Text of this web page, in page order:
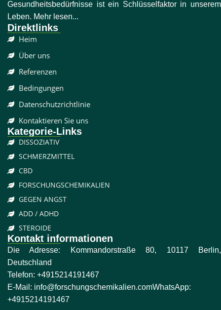
Gesundheitsbedürfnisse ist ein Schlüsselfaktor in unserem
Leben. Mehr lesen...
Direktlinks
Heim
Über uns
Referenzen
Bedingungen
Datenschutzrichtlinie
Kontaktieren Sie uns
Kategorie-Links
DISSOZIATIV
SCHMERZMITTEL
CBD
FORSCHUNGSCHEMIKALIEN
GEGEN ANGST
ADD / ADHD
STEROIDE
Kontakt informationen
Die Adresse: Kommandorstraße 80, 10117 Berlin,
Deutschland
Telefon: +4915214191467
E-Mail: info@forschungschemikalien.comWhatsApp:
+4915214191467